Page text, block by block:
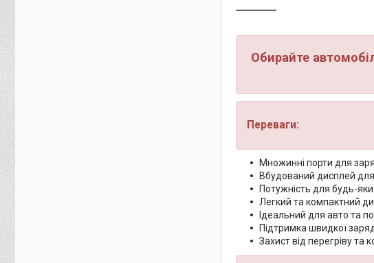
Обирайте
Переваги:
Множинні порти для
Вбудований дисплей
Потужність для будь-
Легкий та компактний
Ідеальний для авто та
Підтримка швидкої
Захист від перегріву та